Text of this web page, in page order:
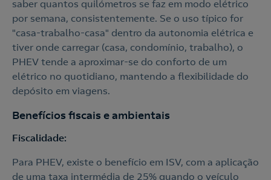
saber quantos quilómetros se faz em modo elétrico
por semana, consistentemente. Se o uso típico for
"casa-trabalho-casa" dentro da autonomia elétrica e
tiver onde carregar (casa, condomínio, trabalho), o
PHEV tende a aproximar-se do conforto de um
elétrico no quotidiano, mantendo a flexibilidade do
depósito em viagens.
Benefícios fiscais e ambientais
Fiscalidade:
Para PHEV, existe o benefício em ISV, com a aplicação
de uma taxa intermédia de 25% quando o veículo